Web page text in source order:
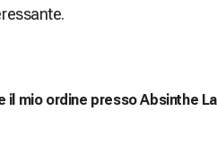
il mio ordine presso Absinthe